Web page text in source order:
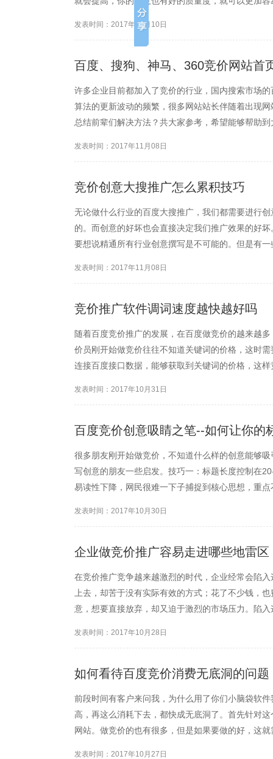
呢？这个很多人都在讨论的，但是要注意的是现在
容可能是很久之前的老...
发表时间：2017年11月10日
百度、搜狗、神马、360竞价网站首
许多企业目前都加入了竞价的行业，国内搜索市场
算法的更新波动的频繁，很多网站站长伴随着出现
总结前辈们解决方法？共大家参考，希望能够帮助
发表时间：2017年11月08日
竞价创意大搜推广怎么累积技巧
无论做什么行业的百度大搜推广，我们都需要进行
的。而创意的好坏也会直接决定我们推广效果的好
要想说精通所有行业创意撰写是不可能的。但是有
发表时间：2017年11月08日
竞价推广软件调词速度越快越好吗
随着百度竞价推广的发展，在百度做竞价的越来越
价员刚开始做竞价往往不知道关键词的价格，这时
连接百度接口数据，能够获取到关键词的价格，这
发表时间：2017年10月31日
百度竞价创意吸睛之笔--如何让你的
很多朋友刚开始做竞价，不知道什么样的创意能够
写创意的朋友一些启发。技巧一：标题长度控制在
易读性下降，网民很难一下子捕捉到核心思想，重
发表时间：2017年10月30日
企业做竞价推广容易走进哪些地雷区
在竞价推广竞争越来越激烈的时代，企业经常会陷
上去，却苦于没有实际有效的方式；花了不少钱，
意，想要直接放弃，却又迫于激烈的市场压力。陷
发表时间：2017年10月28日
如何看待百度竞价消费无底洞的问题
前段时间有客户来问我，为什么用了你们小脑袋软
高，再这么消耗下去，都快成无底洞了。首先针对
网站。做竞价的也有很多，但是如果要做的好，这
发表时间：2017年10月27日